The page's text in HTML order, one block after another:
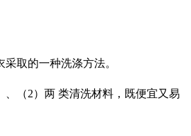
取的一种洗涤方法。
、（2）两 类清洗材料，既便宜又易